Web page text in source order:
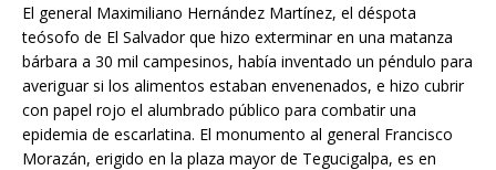
El general Maximiliano Hernández Martínez, el déspota
teósofo de El Salvador que hizo exterminar en una matanza
bárbara a 30 mil campesinos, había inventado un péndulo para
averiguar si los alimentos estaban envenenados, e hizo cubrir
con papel rojo el alumbrado público para combatir una
epidemia de escarlatina. El monumento al general Francisco
Morazán, erigido en la plaza mayor de Tegucigalpa, es en